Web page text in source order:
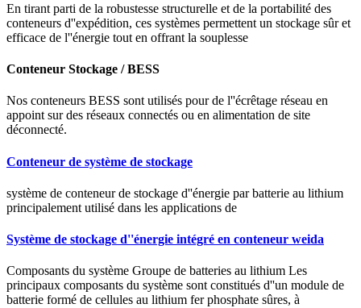
En tirant parti de la robustesse structurelle et de la portabilité des
conteneurs d''expédition, ces systèmes permettent un stockage sûr et
efficace de l''énergie tout en offrant la souplesse
Conteneur Stockage / BESS
Nos conteneurs BESS sont utilisés pour de l''écrêtage réseau en
appoint sur des réseaux connectés ou en alimentation de site
déconnecté.
Conteneur de système de stockage
système de conteneur de stockage d''énergie par batterie au lithium
principalement utilisé dans les applications de
Système de stockage d''énergie intégré en conteneur weida
Composants du système Groupe de batteries au lithium Les
principaux composants du système sont constitués d''un module de
batterie formé de cellules au lithium fer phosphate sûres, à